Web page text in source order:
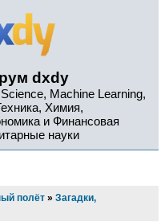
dxdy
Machine Learning,
Химия,
и Финансовая
науки
полёт » Загадки,